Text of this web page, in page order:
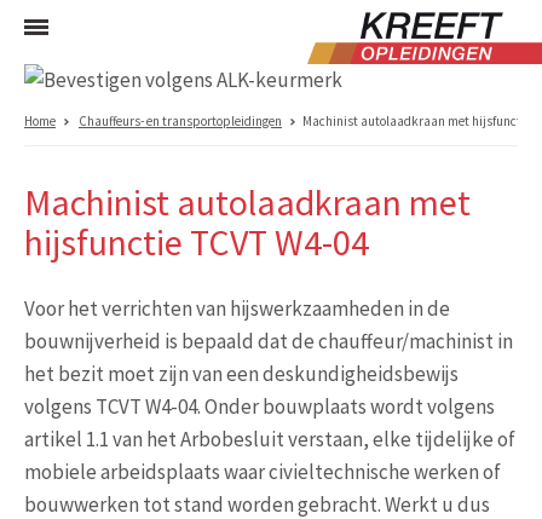
Home Chauffeurs- en transportopleidingen Machinist autolaadkraan met hijsfunctie
Machinist autolaadkraan met
hijsfunctie TCVT W4-04
Voor het verrichten van hijswerkzaamheden in de
bouwnijverheid is bepaald dat de chauffeur/machinist in
het bezit moet zijn van een deskundigheidsbewijs
volgens TCVT W4-04. Onder bouwplaats wordt volgens
artikel 1.1 van het Arbobesluit verstaan, elke tijdelijke of
mobiele arbeidsplaats waar civieltechnische werken of
bouwwerken tot stand worden gebracht. Werkt u dus